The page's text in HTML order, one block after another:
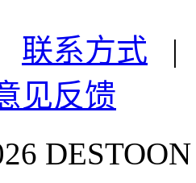
联系方式
见反馈